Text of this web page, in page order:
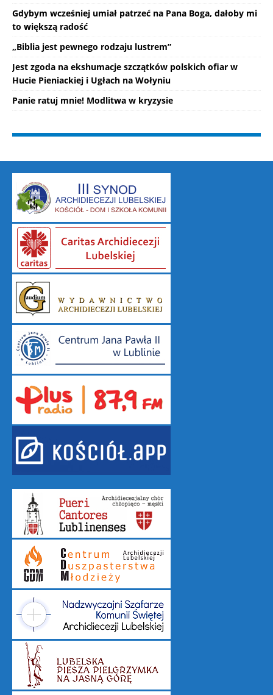
Gdybym wcześniej umiał patrzeć na Pana Boga, dałoby mi
to większą radość
„Biblia jest pewnego rodzaju lustrem”
Jest zgoda na ekshumacje szczątków polskich ofiar w
Hucie Pieniackiej i Ugłach na Wołyniu
Panie ratuj mnie! Modlitwa w kryzysie